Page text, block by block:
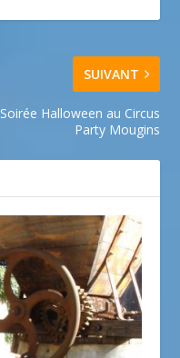
SUIVANT
Soirée Halloween au Circus
Party Mougins